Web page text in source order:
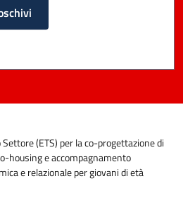
(ETS) per la co-progettazione di
housing e accompagnamento
e relazionale per giovani di età